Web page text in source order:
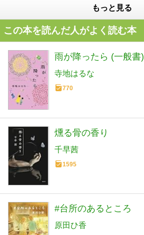
もっと見る
この本を読んだ人がよく読む本
雨が降ったら (一般書)
寺地はるな
770
燻る骨の香り
千早茜
1595
#台所のあるところ
原田ひ香